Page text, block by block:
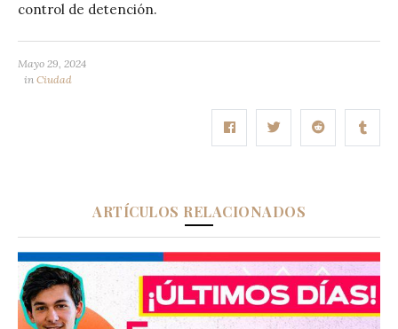
control de detención.
Mayo 29, 2024
in Ciudad
ARTÍCULOS RELACIONADOS